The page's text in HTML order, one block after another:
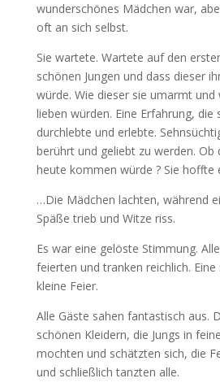
wunderschönes Mädchen war,
oft an sich selbst.
Sie wartete. Wartete auf den
schönen Jungen und dass dieser
würde. Wie dieser sie umarmt und
lieben würden. Eine Erfahrung, die
durchlebte und erlebte.
berührt und geliebt zu werden.
heute kommen würde ? Sie hoffte
…Die Mädchen lachten, während
Späße trieb und Witze riss.
Es war eine gelöste Stimmung.
feierten und tranken reichlich. Eine
kleine Feier.
Alle Gäste sahen fantastisch aus.
schönen Kleidern, die Jungs in
mochten und schätzten sich, die
und schließlich tanzten alle.